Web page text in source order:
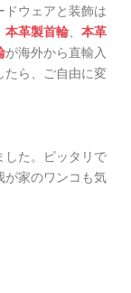
ドウェアと装飾は
本革製首輪
本革
が海外から直輸入
たら、ご自由に変
した。ピッタリで
が家のワンコも気